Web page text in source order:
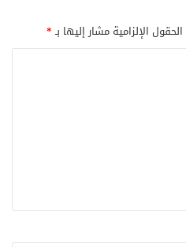
الحقول الإلزامية مشار إليها بـ*